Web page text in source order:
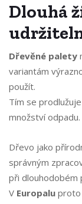
Dlouhá
Dřevěné palety
variantám
použít.
Tím se
množství odpadu.
Dřevo jako
správným
při dlouhodobém
V Europalu proto